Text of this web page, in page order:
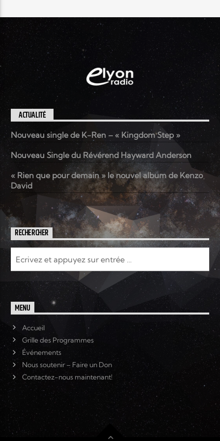
ACTUALITÉ
Nouveau single de K-Ren – « Kingdom Step »
Nouveau Single du Révérend Hayward Anderson
« Rien que pour demain » le nouvel album de Kenzo
David
RECHERCHER
MENU
Accueil
Grille des Programmes
Événements
Nous soutenir – Faire un Don
Contactez-nous maintenant!